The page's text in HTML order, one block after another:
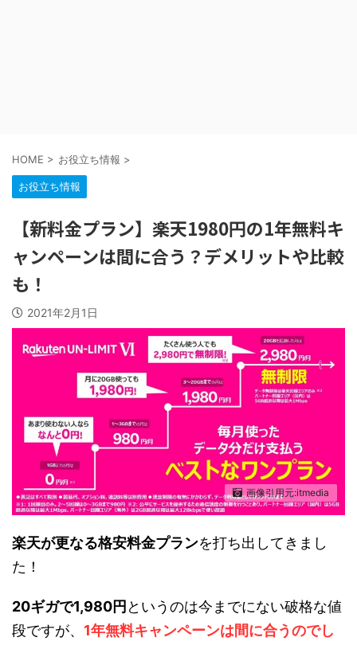
HOME > お役立ち情報 >
お役立ち情報
【新料金プラン】楽天1980円の1年無料キ
ャンペーンは間に合う？デメリットや比較
も！
2021年2月1日
画像引用元:itmedia
楽天が更なる格安料金プランを打ち出してきまし
た！
20ギガで1,980円 というのは今までにない破格な値
段ですが、 1年無料キャンペーンは間に合うのでし